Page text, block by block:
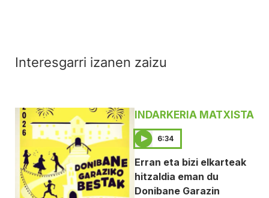
Interesgarri izanen zaizu
INDARKERIA MATXISTA
6:34
Erran eta bizi elkarteak
hitzaldia eman du
Donibane Garazin